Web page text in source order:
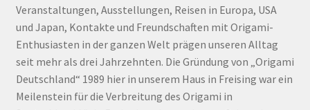
Veranstaltungen, Ausstellungen, Reisen in Europa, USA
und Japan, Kontakte und Freundschaften mit Origami-
Enthusiasten in der ganzen Welt prägen unseren Alltag
seit mehr als drei Jahrzehnten. Die Gründung von „Origami
Deutschland“ 1989 hier in unserem Haus in Freising war ein
Meilenstein für die Verbreitung des Origami in